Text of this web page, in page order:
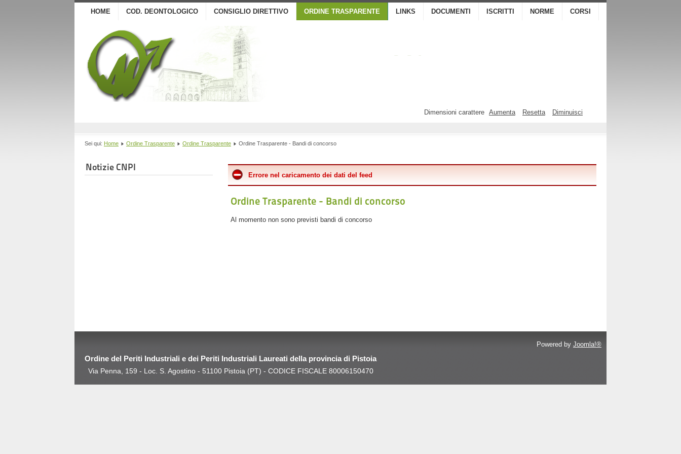
Dimensioni carattere Aumenta Resetta Diminuisci
HOME COD. DEONTOLOGICO CONSIGLIO DIRETTIVO ORDINE TRASPARENTE LINKS DOCUMENTI ISCRITTI NORME CORSI
Sei qui: Home Ordine Trasparente Ordine Trasparente Ordine Trasparente - Bandi di concorso
Notizie CNPI
Errore nel caricamento dei dati del feed
Ordine Trasparente - Bandi di concorso
Al momento non sono previsti bandi di concorso
Ordine del Periti Industriali e dei Periti Industriali Laureati della provincia di Pistoia
Via Penna, 159 - Loc. S. Agostino - 51100 Pistoia (PT) - CODICE FISCALE 80006150470
Powered by Joomla!®